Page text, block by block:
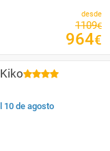
desde
1109€
964€
10 de agosto